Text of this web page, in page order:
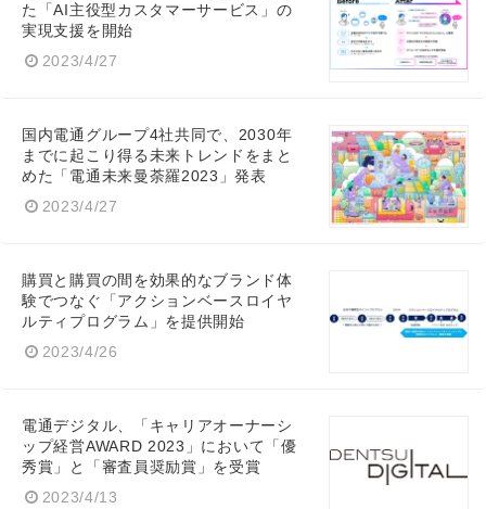
た「AI主役型カスタマーサービス」の
実現支援を開始
2023/4/27
国内電通グループ4社共同で、2030年
までに起こり得る未来トレンドをまと
めた「電通未来曼荼羅2023」発表
2023/4/27
購買と購買の間を効果的なブランド体
験でつなぐ「アクションベースロイヤ
ルティプログラム」を提供開始
2023/4/26
電通デジタル、「キャリアオーナーシ
ップ経営AWARD 2023」において「優
秀賞」と「審査員奨励賞」を受賞
2023/4/13